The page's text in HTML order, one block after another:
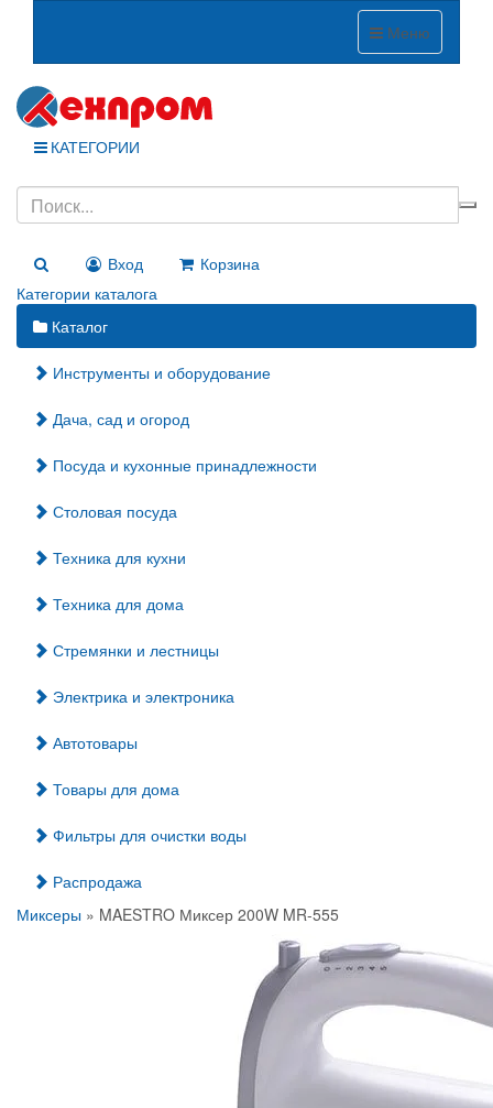
Меню
КАТЕГОРИИ
Вход
Корзина
Категории каталога
Каталог
Инструменты и оборудование
Дача, сад и огород
Посуда и кухонные принадлежности
Столовая посуда
Техника для кухни
Техника для дома
Стремянки и лестницы
Электрика и электроника
Автотовары
Товары для дома
Фильтры для очистки воды
Распродажа
Миксеры » MAESTRO Миксер 200W MR-555